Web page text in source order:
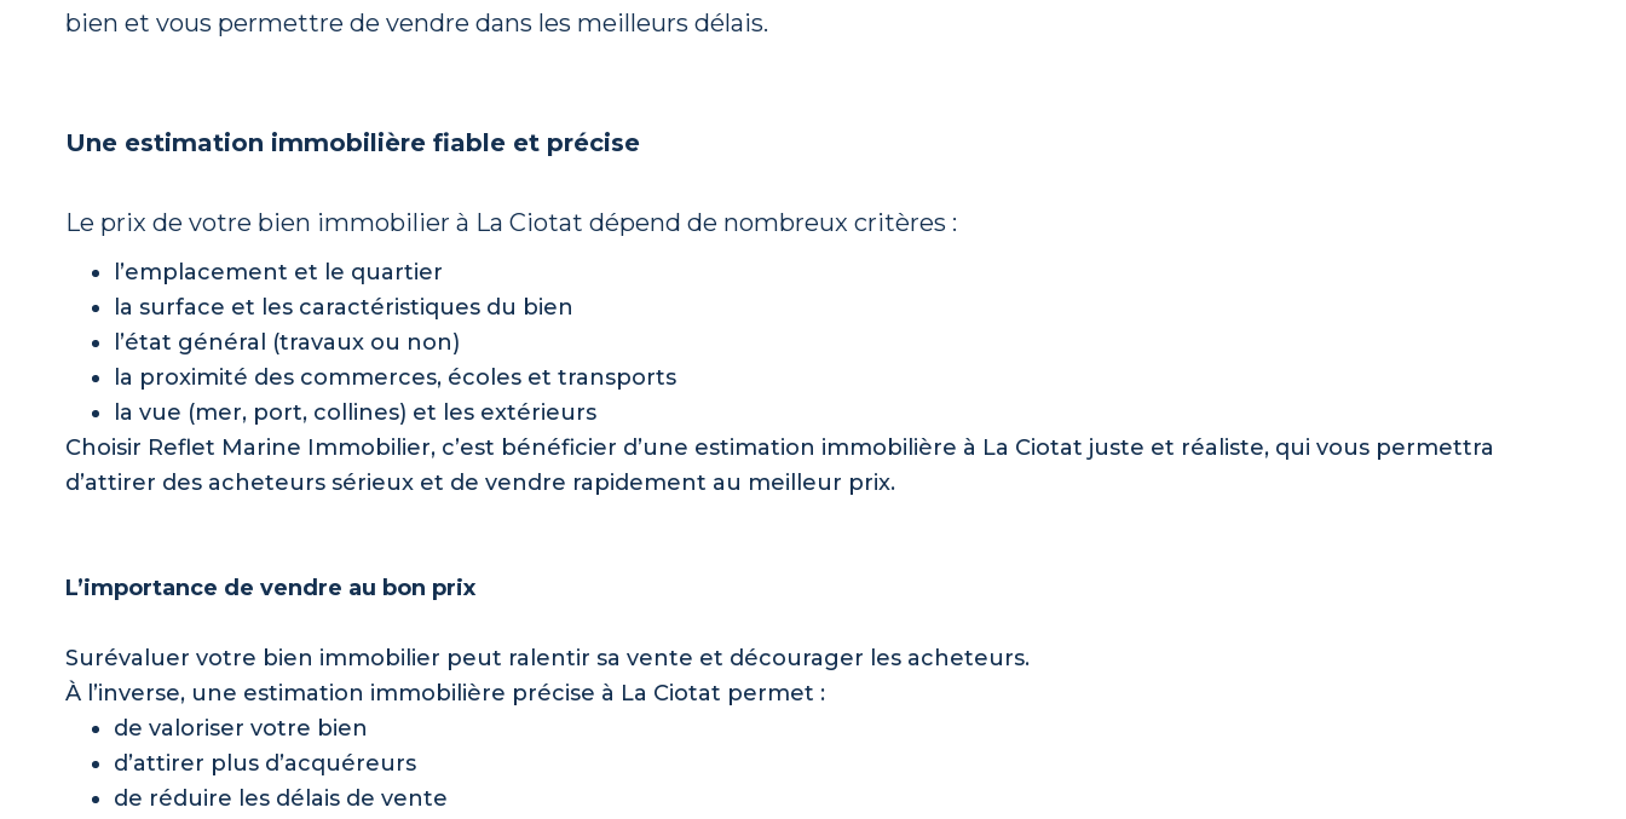
bien et vous permettre de vendre dans les meilleurs délais.
Une estimation immobilière fiable et précise
Le prix de votre bien immobilier à La Ciotat dépend de nombreux critères :
l’emplacement et le quartier
la surface et les caractéristiques du bien
l’état général (travaux ou non)
la proximité des commerces, écoles et transports
la vue (mer, port, collines) et les extérieurs
Choisir Reflet Marine Immobilier, c’est bénéficier d’une estimation immobilière à La Ciotat juste et réaliste, qui vous permettra
d’attirer des acheteurs sérieux et de vendre rapidement au meilleur prix.
L’importance de vendre au bon prix
Surévaluer votre bien immobilier peut ralentir sa vente et décourager les acheteurs.
À l’inverse, une estimation immobilière précise à La Ciotat permet :
de valoriser votre bien
d’attirer plus d’acquéreurs
de réduire les délais de vente